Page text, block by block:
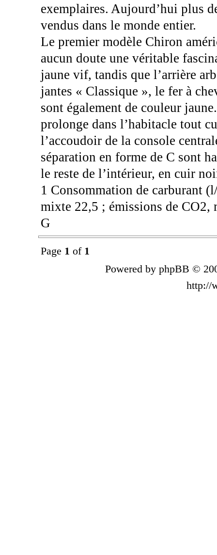
exemplaires. Aujourd’hui plus
vendus dans le monde entier.
Le premier modèle Chiron
aucun doute une véritable
jaune vif, tandis que l’arrière
jantes « Classique », le fer à
sont également de couleur
prolonge dans l’habitacle tout
l’accoudoir de la console
séparation en forme de C sont
le reste de l’intérieur, en cuir
1 Consommation de carburant
mixte 22,5 ; émissions de CO2,
G
Page 1 of 1
Powered by phpBB ©
http://